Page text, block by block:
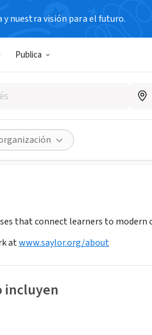
nuestra visión para el futuro.
Publica
that connect learners to
atwww.saylor.org/about
incluyen